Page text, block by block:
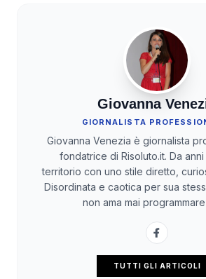
Giovanna
GIORNALISTA
Giovanna Venezia è giornalista
fondatrice di Risoluto.it. Da
territorio con uno stile diretto,
Disordinata e caotica per sua
non ama mai
TUTTI GLI ARTICOLI